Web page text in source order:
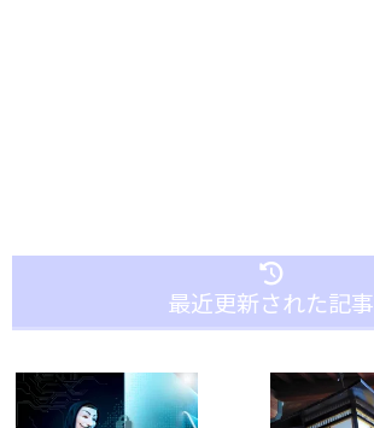
最近更新された記事